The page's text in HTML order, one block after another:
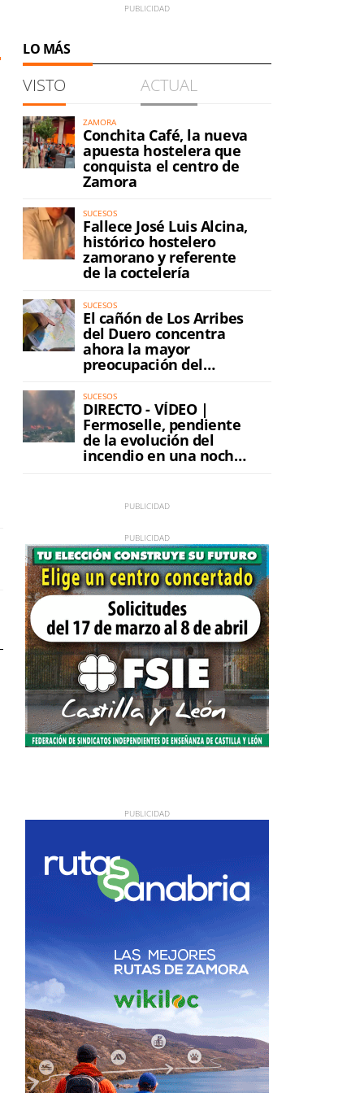
LO MÁS
VISTO ACTUAL
ZAMORA
Conchita Café, la nueva
apuesta hostelera que
conquista el centro de
Zamora
SUCESOS
Fallece José Luis Alcina,
histórico hostelero
zamorano y referente
de la coctelería
SUCESOS
El cañón de Los Arribes
del Duero concentra
ahora la mayor
preocupación del
incendio
SUCESOS
DIRECTO - VÍDEO |
Fermoselle, pendiente
de la evolución del
incendio en una noche